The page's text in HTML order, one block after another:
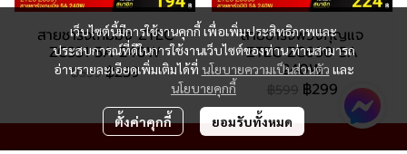
สายชาร์จเกมมิ่ง ZTEC
ZC351 5A 240W
฿559฿259
สายชาร์จพวงกุญแจ
ZTEC ZC660 5A
240W
฿599 ฿299
เว็บไซต์นี้มีการใช้งานคุกกี้ เพื่อเพิ่มประสิทธิภาพและ
ประสบการณ์ที่ดีในการใช้งานเว็บไซต์ของท่าน ท่านสามารถ
อ่านรายละเอียดเพิ่มเติมได้ที่ นโยบายความเป็นส่วนตัว และ
นโยบายคุกกี้
ตั้งค่าคุกกี้ ยอมรับทั้งหมด